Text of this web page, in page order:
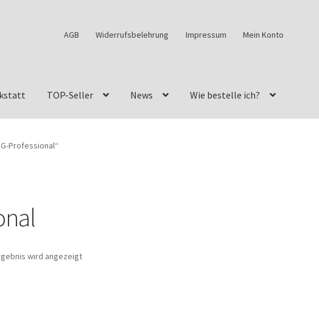
AGB Widerrufsbelehrung Impressum Mein Konto
TOP-Seller News Wie bestelle ich?
Felge ist für mein G-Modell 2018 verfügbar
Restore – Tune – Drive
w463
Professional“
wird angezeigt